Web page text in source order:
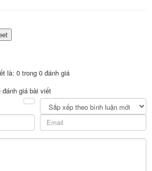
là: 0 trong 0 đánh giá
đánh giá bài viết